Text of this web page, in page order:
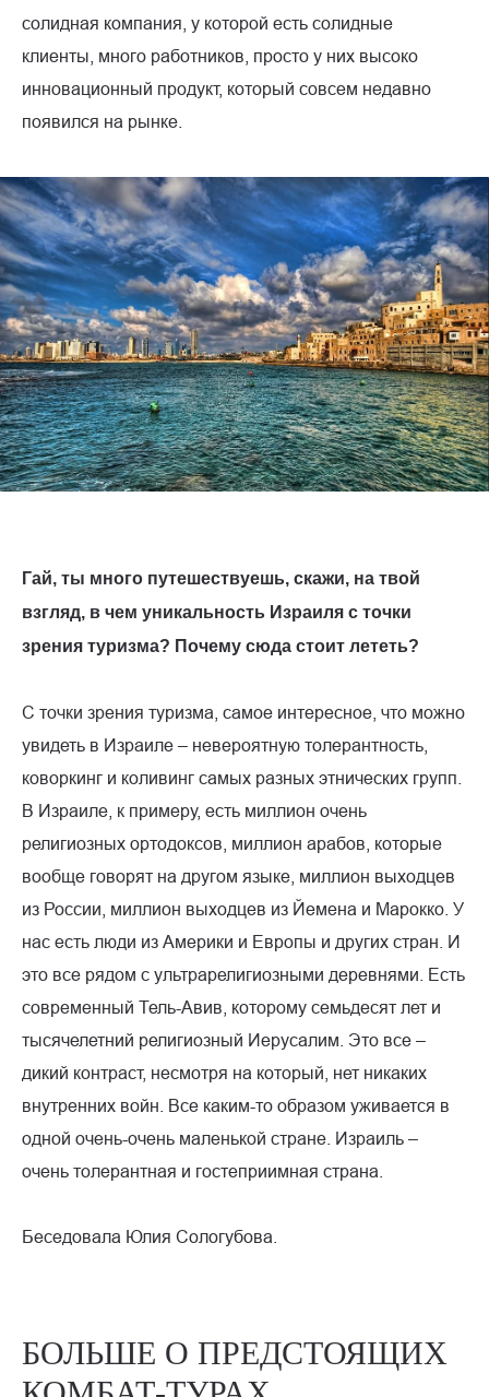
солидная компания, у которой есть солидные
клиенты, много работников, просто у них высоко
инновационный продукт, который совсем недавно
появился на рынке.
Гай, ты много путешествуешь, скажи, на твой
взгляд, в чем уникальность Израиля с точки
зрения туризма? Почему сюда стоит лететь?
С точки зрения туризма, самое интересное, что можно
увидеть в Израиле – невероятную толерантность,
коворкинг и коливинг самых разных этнических групп.
В Израиле, к примеру, есть миллион очень
религиозных ортодоксов, миллион арабов, которые
вообще говорят на другом языке, миллион выходцев
из России, миллион выходцев из Йемена и Марокко. У
нас есть люди из Америки и Европы и других стран. И
это все рядом с ультрарелигиозными деревнями. Есть
современный Тель-Авив, которому семьдесят лет и
тысячелетний религиозный Иерусалим. Это все –
дикий контраст, несмотря на который, нет никаких
внутренних войн. Все каким-то образом уживается в
одной очень-очень маленькой стране. Израиль –
очень толерантная и гостеприимная страна.
Беседовала Юлия Сологубова.
БОЛЬШЕ О ПРЕДСТОЯЩИХ